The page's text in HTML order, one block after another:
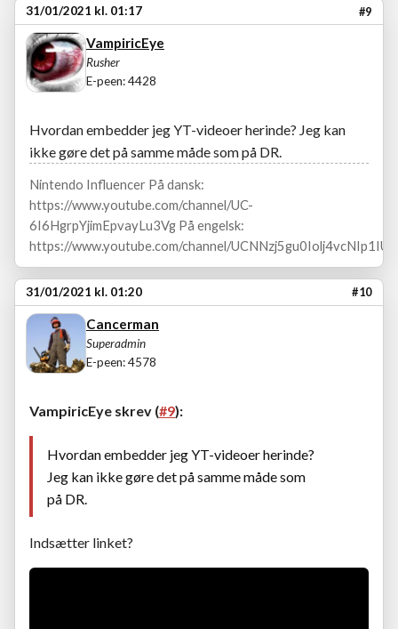
31/01/2021 kl. 01:17 #9
VampiricEye
Rusher
E-peen: 4428
Hvordan embedder jeg YT-videoer herinde? Jeg kan
ikke gøre det på samme måde som på DR.
Nintendo Influencer På dansk:
https://www.youtube.com/channel/UC-
6I6HgrpYjimEpvayLu3Vg På engelsk:
https://www.youtube.com/channel/UCNNzj5gu0Iolj4vcNIp1IUA
31/01/2021 kl. 01:20 #10
Cancerman
Superadmin
E-peen: 4578
VampiricEye skrev (#9):
Hvordan embedder jeg YT-videoer herinde?
Jeg kan ikke gøre det på samme måde som
på DR.
Indsætter linket?